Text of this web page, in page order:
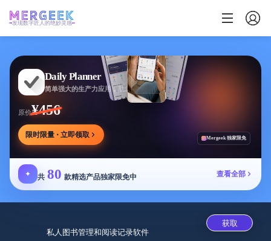
发现数字匠人的绝妙灵感
Daily Planner
简单强大的生产力应用，助您安排任务专注目标
原价¥456
限时限量 · 立即领取 Mergeek 独家限免
✦ 共 80 款精选产品独家限免中 查看全部
私人图书管理和阅读记录软‪件‬
获取